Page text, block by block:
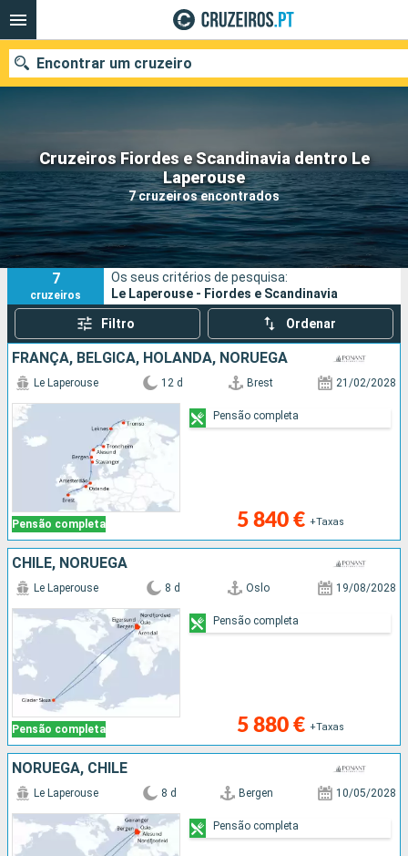
Cruzeiros Fiordes e Scandinavia dentro Le
Laperouse
7 cruzeiros encontrados
Encontrar um cruzeiro
Quando ir?
Data de partida
Portos Companhias
Pesquisar
7
cruzeiros
Os seus critérios de pesquisa:
Le Laperouse - Fiordes e Scandinavia
Filtro Ordenar
FRANÇA, BÉLGICA, HOLANDA, NORUEGA
Pensão completa
Le Laperouse 12 d Brest 21/02/2028
5 840 € +Taxas
Pensão completa
CHILE, NORUEGA
Pensão completa
Le Laperouse 8 d Oslo 19/08/2028
5 880 € +Taxas
Pensão completa
NORUEGA, CHILE
Le Laperouse 8 d Bergen 10/05/2028
Pensão completa